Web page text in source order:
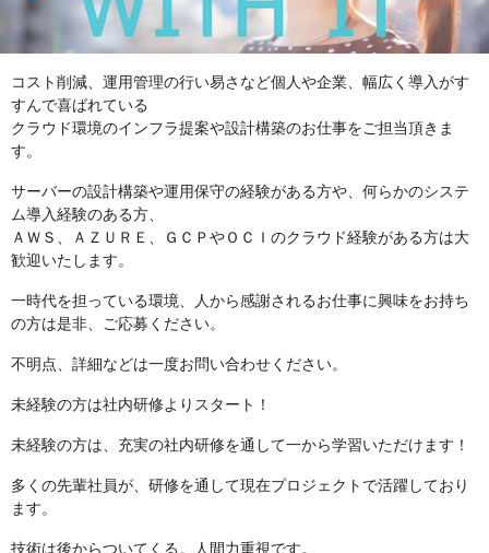
コスト削減、運用管理の行い易さなど個人や企業、幅広く導入がす
すんで喜ばれている
クラウド環境のインフラ提案や設計構築のお仕事をご担当頂きま
す。
サーバーの設計構築や運用保守の経験がある方や、何らかのシステ
ム導入経験のある方、
ＡＷＳ、ＡＺＵＲＥ、ＧＣＰやＯＣＩのクラウド経験がある方は大
歓迎いたします。
一時代を担っている環境、人から感謝されるお仕事に興味をお持ち
の方は是非、ご応募ください。
不明点、詳細などは一度お問い合わせください。
未経験の方は社内研修よりスタート！
未経験の方は、充実の社内研修を通して一から学習いただけます！
多くの先輩社員が、研修を通して現在プロジェクトで活躍しており
ます。
技術は後からついてくる。人間力重視です。